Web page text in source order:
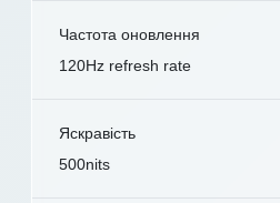
Частота оновлення
120Hz refresh rate
Яскравість
500nits